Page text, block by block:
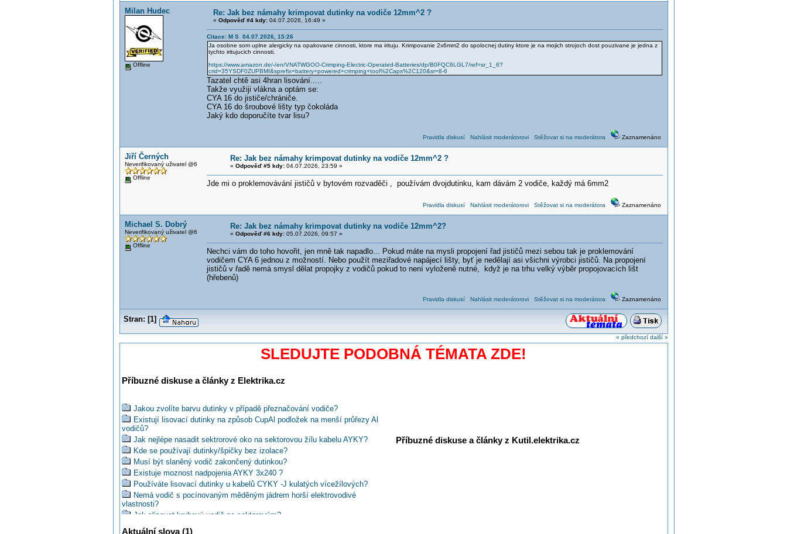
Milan Hudec
Offline
Re: Jak bez námahy krimpovat dutinky na vodiče 12mm^2 ?
« Odpověď #4 kdy:04.07.2026, 16:49 »
Citace: M S 04.07.2026, 15:26
Ja osobne som uplne alergicky na opakovane cinnosti, ktore ma irituju. Krimpovanie 2x6mm2 do spolocnej dutiny ktore je na mojich strojoch dost pouzivane je jedna z
tychto iritujucich cinnosti.
https://www.amazon.de/-/en/VNATWGOO-Crimping-Electric-Operated-Batteries/dp/B0FQC6LGL7/ref=sr_1_6?
crid=35YSDF0ZUPBMI&sprefix=battery+powered+crimping+tool%2Caps%2C120&sr=8-6
Tazatel chtě asi 4hran lisování.....
Takže využiji vlákna a optám se:
CYA 16 do jističe/chrániče.
CYA 16 do šroubové lišty typ čokoláda
Jaký kdo doporučíte tvar lisu?
Pravidla diskusí Nahlásit moderátorovi Stěžovat si na moderátora Zaznamenáno
Jiří Černých
Neverifikovaný uživatel @6
Offline
Re: Jak bez námahy krimpovat dutinky na vodiče 12mm^2 ?
« Odpověď #5 kdy:04.07.2026, 23:59 »
Jde mi o proklemovávání jističů v bytovém rozvaděči , používám dvojdutinku, kam dávám 2 vodiče, každý má 6mm2
Pravidla diskusí Nahlásit moderátorovi Stěžovat si na moderátora Zaznamenáno
Michael S. Dobrý
Neverifikovaný uživatel @6
Offline
Re: Jak bez námahy krimpovat dutinky na vodiče 12mm^2?
« Odpověď #6 kdy:05.07.2026, 09:57 »
Nechci vám do toho hovořit, jen mně tak napadlo... Pokud máte na mysli propojení řad jističů mezi sebou tak je proklemování
vodičem CYA 6 jednou z možností. Nebo použít meziřadové napájecí lišty, byť je nedělají asi všichni výrobci jističů. Na propojení
jističů v řadě nemá smysl dělat propojky z vodičů pokud to není vyloženě nutné, když je na trhu velký výběr propojovacích lišt
(hřebenů)
Pravidla diskusí Nahlásit moderátorovi Stěžovat si na moderátora Zaznamenáno
Stran: [1]
« předchozí další »
SLEDUJTE PODOBNÁ TÉMATA ZDE!
Příbuzné diskuse a články z Elektrika.cz
Jakou zvolíte barvu dutinky v případě přeznačování vodiče?
Existují lisovací dutinky na způsob CupAl podložek na menší průřezy Al
vodičů?
Jak nejlépe nasadit sektrorové oko na sektorovou žílu kabelu AYKY?
Kde se používají dutinky/špičky bez izolace?
Musí být slaněný vodič zakončený dutinkou?
Existuje moznost nadpojenia AYKY 3x240 ?
Používáte lisovací dutinky u kabelů CYKY -J kulatých vícežílových?
Nemá vodič s pocínovaným měděným jádrem horší elektrovodivé
vlastnosti?
Jak slisovat kruhový vodič se sektorovým?
Re: Využili byste ve svém oboru krimpovačku od Phoenix Contact?
Příbuzné diskuse a články z Kutil.elektrika.cz
Aktuální slova (1)